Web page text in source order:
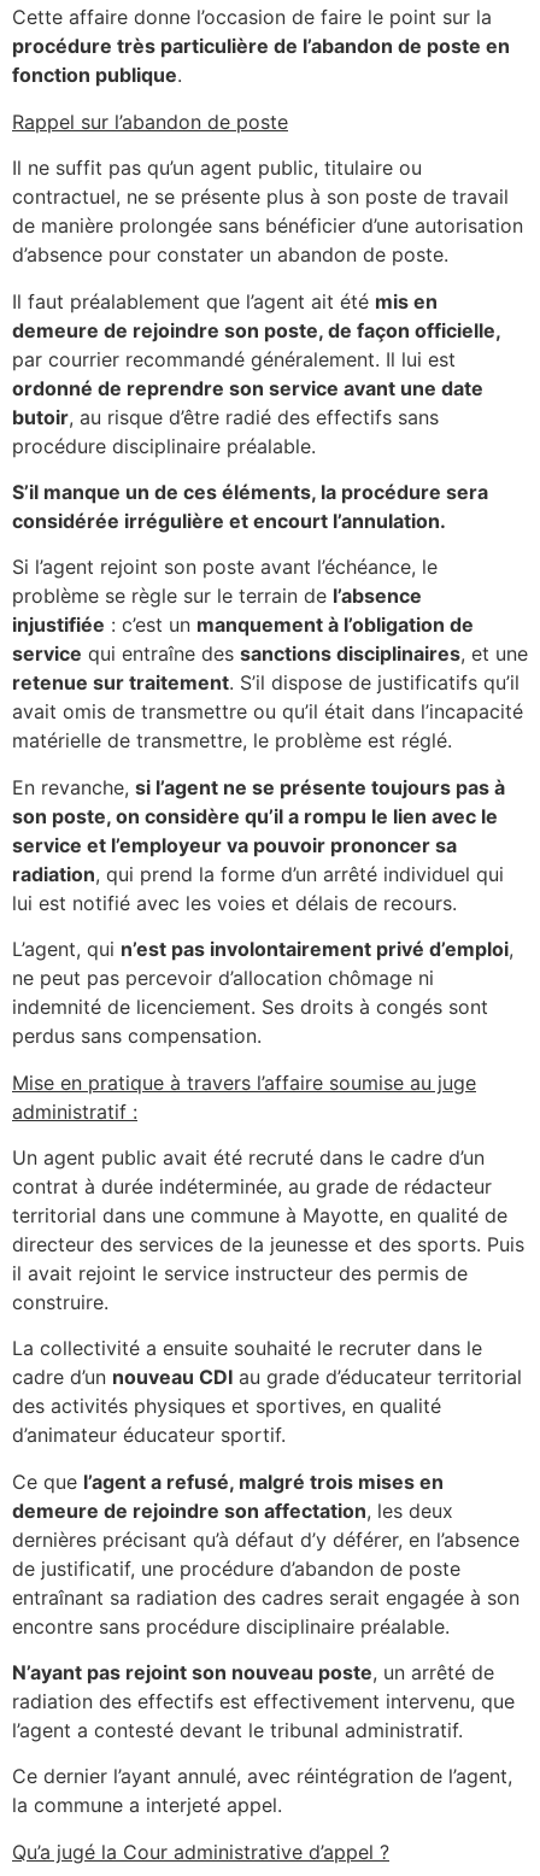
Cette affaire donne l’occasion de faire le point sur la
procédure très particulière de l’abandon de poste en
fonction publique.
Rappel sur l’abandon de poste
Il ne suffit pas qu’un agent public, titulaire ou
contractuel, ne se présente plus à son poste de travail
de manière prolongée sans bénéficier d’une autorisation
d’absence pour constater un abandon de poste.
Il faut préalablement que l’agent ait été mis en
demeure de rejoindre son poste, de façon officielle,
par courrier recommandé généralement. Il lui est
ordonné de reprendre son service avant une date
butoir, au risque d’être radié des effectifs sans
procédure disciplinaire préalable.
S’il manque un de ces éléments, la procédure sera
considérée irrégulière et encourt l’annulation.
Si l’agent rejoint son poste avant l’échéance, le
problème se règle sur le terrain de l’absence
injustifiée : c’est un manquement à l’obligation de
service qui entraîne des sanctions disciplinaires, et une
retenue sur traitement. S’il dispose de justificatifs qu’il
avait omis de transmettre ou qu’il était dans l’incapacité
matérielle de transmettre, le problème est réglé.
En revanche, si l’agent ne se présente toujours pas à
son poste, on considère qu’il a rompu le lien avec le
service et l’employeur va pouvoir prononcer sa
radiation, qui prend la forme d’un arrêté individuel qui
lui est notifié avec les voies et délais de recours.
L’agent, qui n’est pas involontairement privé d’emploi,
ne peut pas percevoir d’allocation chômage ni
indemnité de licenciement. Ses droits à congés sont
perdus sans compensation.
Mise en pratique à travers l’affaire soumise au juge
administratif :
Un agent public avait été recruté dans le cadre d’un
contrat à durée indéterminée, au grade de rédacteur
territorial dans une commune à Mayotte, en qualité de
directeur des services de la jeunesse et des sports. Puis
il avait rejoint le service instructeur des permis de
construire.
La collectivité a ensuite souhaité le recruter dans le
cadre d’un nouveau CDI au grade d’éducateur territorial
des activités physiques et sportives, en qualité
d’animateur éducateur sportif.
Ce que l’agent a refusé, malgré trois mises en
demeure de rejoindre son affectation, les deux
dernières précisant qu’à défaut d’y déférer, en l’absence
de justificatif, une procédure d’abandon de poste
entraînant sa radiation des cadres serait engagée à son
encontre sans procédure disciplinaire préalable.
N’ayant pas rejoint son nouveau poste, un arrêté de
radiation des effectifs est effectivement intervenu, que
l’agent a contesté devant le tribunal administratif.
Ce dernier l’ayant annulé, avec réintégration de l’agent,
la commune a interjeté appel.
Qu’a jugé la Cour administrative d’appel ?